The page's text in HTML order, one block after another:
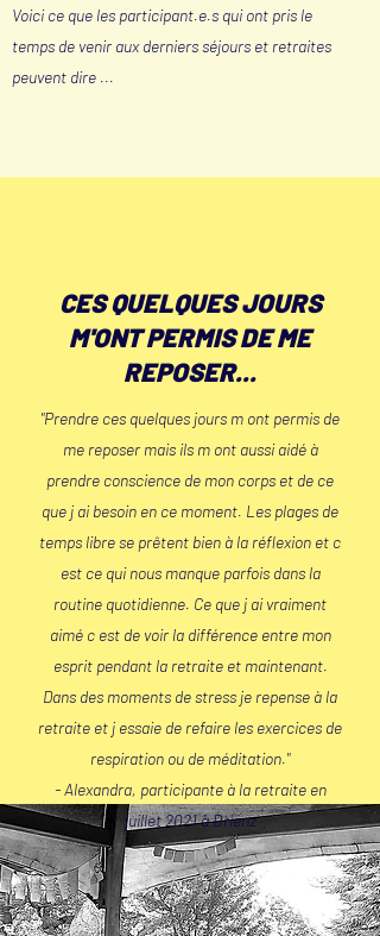
Voici ce que les participant.e.s qui ont pris le
temps de venir aux derniers séjours et retraites
peuvent dire ...
CES QUELQUES JOURS
M'ONT PERMIS DE ME
REPOSER...
"Prendre ces quelques jours m ont permis de
me reposer mais ils m ont aussi aidé à
prendre conscience de mon corps et de ce
que j ai besoin en ce moment. Les plages de
temps libre se prêtent bien à la réflexion et c
est ce qui nous manque parfois dans la
routine quotidienne. Ce que j ai vraiment
aimé c est de voir la différence entre mon
esprit pendant la retraite et maintenant.
Dans des moments de stress je repense à la
retraite et j essaie de refaire les exercices de
respiration ou de méditation."
- Alexandra, participante à la retraite en
juillet 2021 à Brienz